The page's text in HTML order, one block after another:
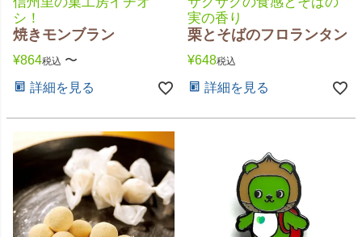
シ！
焼きモンブラン
¥864税込 〜
詳細を見る
実の香り
栗とそばのフロランタン
¥648税込
詳細を見る